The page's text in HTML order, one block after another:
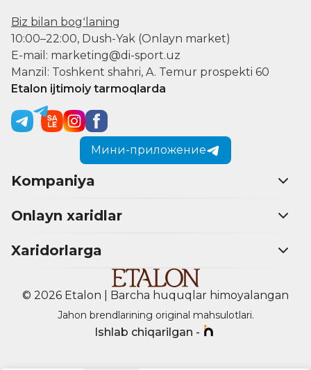
Biz bilan bogʻlaning
10:00–22:00, Dush-Yak (Onlayn market)
E-mail: marketing@di-sport.uz
Manzil: Toshkent shahri, A. Temur prospekti 60
Etalon ijtimoiy tarmoqlarda
Мини-приложение
Kompaniya
Onlayn xaridlar
Xaridorlarga
© 2026 Etalon | Barcha huquqlar himoyalangan
Jahon brendlarining original mahsulotlari.
Ishlab chiqarilgan -